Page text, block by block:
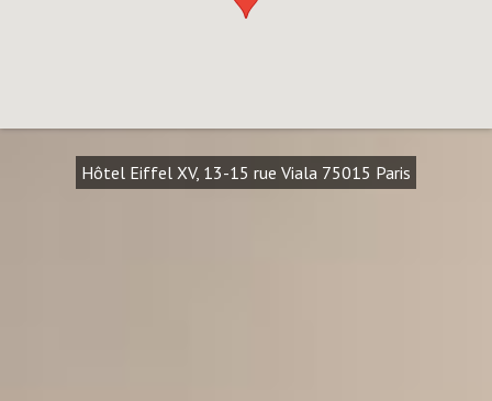
Hôtel Eiffel XV, 13-15 rue Viala 75015 Paris